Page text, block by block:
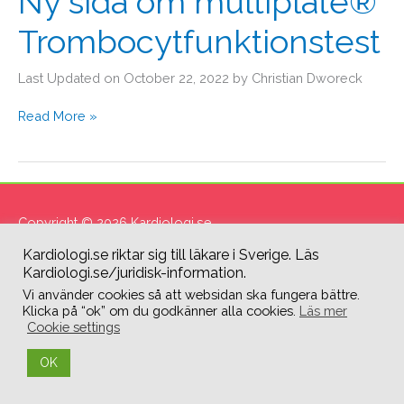
Trombocytfunktionstest
Last Updated on October 22, 2022 by Christian Dworeck
Read More »
Copyright © 2026Kardiologi.se
Kardiologi.se riktar sig till läkare i Sverige. Läs
Kardiologi.se/juridisk-information.
Vi använder cookies så att websidan ska fungera bättre.
Klicka på “ok” om du godkänner alla cookies. Läs mer
Cookie settings
OK